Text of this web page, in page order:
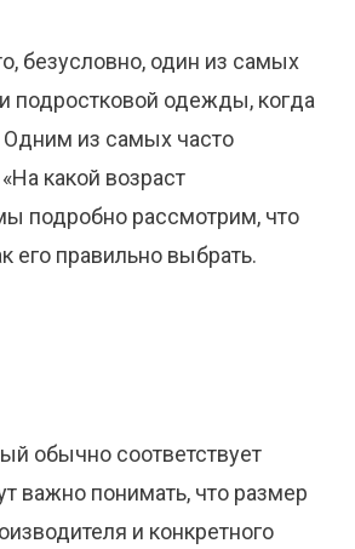
безусловно, один из самых
подростковой одежды, когда
из самых часто
какой возраст
подробно рассмотрим, что
его правильно выбрать.
обычно соответствует
важно понимать, что размер
и конкретного